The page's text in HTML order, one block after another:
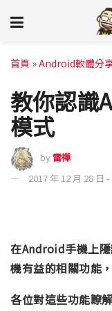
首頁 »Android軟體分
教你認識
模式
by 雷禪
2017 年 12 月 28 日
在Android手機上
機有益的相關功能，
各位對這些功能瞭